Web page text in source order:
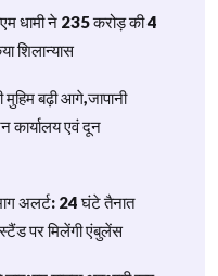
धामी ने 235 करोड़ की 4
शिलान्यास
बढ़ी आगे,जापानी
कार्यालय एवं दून
अलर्ट: 24 घंटे तैनात
पर मिलेंगी एंबुलेंस